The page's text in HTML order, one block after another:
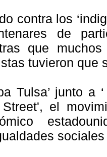
contra los
de
que
tuvieron que
Tulsa’ junto a
el